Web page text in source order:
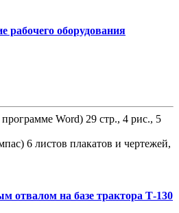
рабочего оборудования
Word) 29 стр., 4 рис., 5
6 листов плакатов и чертежей,
отвалом на базе трактора Т-130